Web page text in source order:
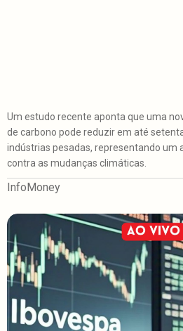
Um estudo recente aponta que uma
de carbono pode reduzir em até
indústrias pesadas, representando um
contra as mudanças climáticas.
InfoMoney